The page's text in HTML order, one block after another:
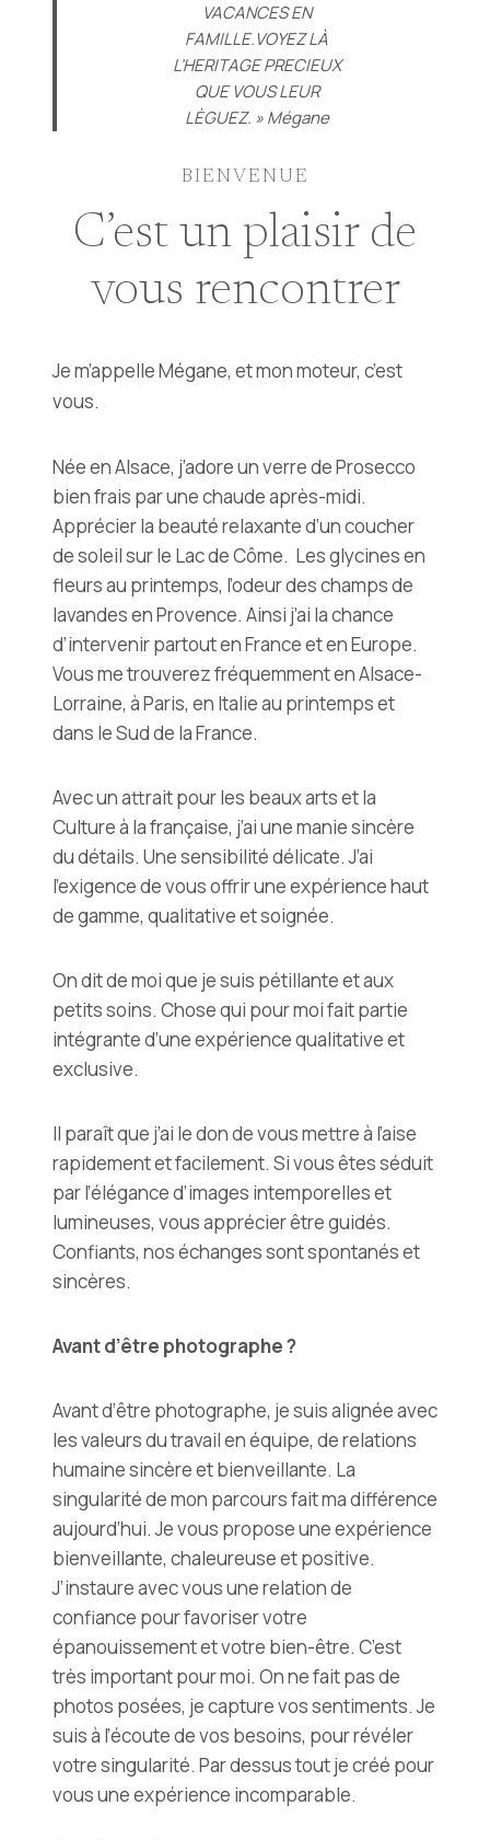
VACANCES EN
FAMILLE.VOYEZ LÀ
L’HERITAGE PRECIEUX
QUE VOUS LEUR
LÈGUEZ. » Mégane
BIENVENUE
C’est un plaisir de
vous rencontrer
Je m’appelle Mégane, et mon moteur, c’est
vous.
Née en Alsace, j’adore un verre de Prosecco
bien frais par une chaude après-midi.
Apprécier la beauté relaxante d’un coucher
de soleil sur le Lac de Côme. Les glycines en
fleurs au printemps, l’odeur des champs de
lavandes en Provence. Ainsi j’ai la chance
d’intervenir partout en France et en Europe.
Vous me trouverez fréquemment en Alsace-
Lorraine, à Paris, en Italie au printemps et
dans le Sud de la France.
Avec un attrait pour les beaux arts et la
Culture à la française, j’ai une manie sincère
du détails. Une sensibilité délicate. J’ai
l’exigence de vous offrir une expérience haut
de gamme, qualitative et soignée.
On dit de moi que je suis pétillante et aux
petits soins. Chose qui pour moi fait partie
intégrante d’une expérience qualitative et
exclusive.
Il paraît que j’ai le don de vous mettre à l’aise
rapidement et facilement. Si vous êtes séduit
par l’élégance d’images intemporelles et
lumineuses, vous apprécier être guidés.
Confiants, nos échanges sont spontanés et
sincères.
Avant d’être photographe ?
Avant d’être photographe, je suis alignée avec
les valeurs du travail en équipe, de relations
humaine sincère et bienveillante. La
singularité de mon parcours fait ma différence
aujourd’hui. Je vous propose une expérience
bienveillante, chaleureuse et positive.
J’instaure avec vous une relation de
confiance pour favoriser votre
épanouissement et votre bien-être. C’est
très important pour moi. On ne fait pas de
photos posées, je capture vos sentiments. Je
suis à l’écoute de vos besoins, pour révéler
votre singularité. Par dessus tout je créé pour
vous une expérience incomparable.